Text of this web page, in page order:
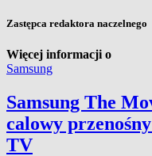
Zastępca redaktora naczelnego
Więcej informacji o
Samsung
Samsung The
calowy
TV